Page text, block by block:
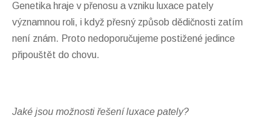
Genetika hraje v přenosu a vzniku luxace pately
významnou roli, i když přesný způsob dědičnosti zatím
není znám. Proto nedoporučujeme postižené jedince
připouštět do chovu.
Jaké jsou možnosti řešení luxace pately?